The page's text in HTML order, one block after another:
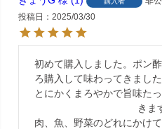
投稿日
2025/03/30
初めて購入しました。ポン
ろ購入して味わってきまし
とにかくまろやかで旨味た
きま
肉、魚、野菜のどれにかけ